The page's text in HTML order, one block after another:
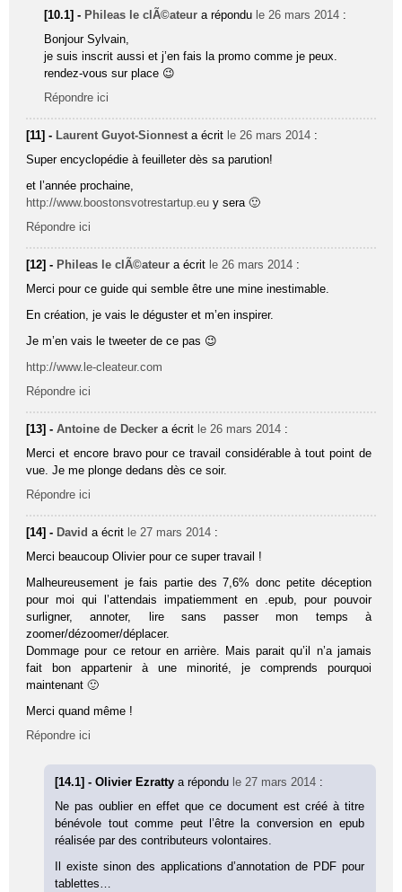
[10.1] - Phileas le clÃ©ateur a répondu le 26 mars 2014 :
Bonjour Sylvain,
je suis inscrit aussi et j’en fais la promo comme je peux.
rendez-vous sur place 😉
Répondre ici
[11] - Laurent Guyot-Sionnest a écrit le 26 mars 2014 :
Super encyclopédie à feuilleter dès sa parution!
et l’année prochaine,
http://www.boostonsvotrestartup.eu y sera 🙂
Répondre ici
[12] - Phileas le clÃ©ateur a écrit le 26 mars 2014 :
Merci pour ce guide qui semble être une mine inestimable.
En création, je vais le déguster et m’en inspirer.
Je m’en vais le tweeter de ce pas 😉
http://www.le-cleateur.com
Répondre ici
[13] -Antoine de Decker a écrit le 26 mars 2014 :
Merci et encore bravo pour ce travail considérable à tout point de
vue. Je me plonge dedans dès ce soir.
Répondre ici
[14] - David a écrit le 27 mars 2014 :
Merci beaucoup Olivier pour ce super travail !
Malheureusement je fais partie des 7,6% donc petite déception
pour moi qui l’attendais impatiemment en .epub, pour pouvoir
surligner, annoter, lire sans passer mon temps à
zoomer/dézoomer/déplacer.
Dommage pour ce retour en arrière. Mais parait qu’il n’a jamais
fait bon appartenir à une minorité, je comprends pourquoi
maintenant 🙂
Merci quand même !
Répondre ici
[14.1] - Olivier Ezrattya répondu le 27 mars 2014 :
Ne pas oublier en effet que ce document est créé à titre
bénévole tout comme peut l’être la conversion en epub
réalisée par des contributeurs volontaires.
Il existe sinon des applications d’annotation de PDF pour
tablettes…